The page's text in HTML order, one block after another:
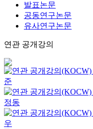
발표논문
공동연구논문
유사연구논문
연관 공개강의
준
정동
우